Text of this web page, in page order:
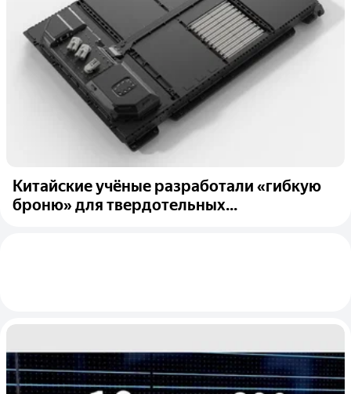
Китайские учёные разработали «гибкую
броню» для твердотельных...